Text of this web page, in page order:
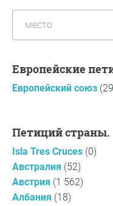
Европейские
Европейский союз
Петиций страны.
Isla Tres Cruces (0)
Австралия (52)
Австрия (1 562)
Албания (18)